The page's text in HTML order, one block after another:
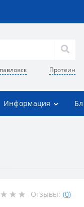
Протеин
Информация
Отзывы: (0)